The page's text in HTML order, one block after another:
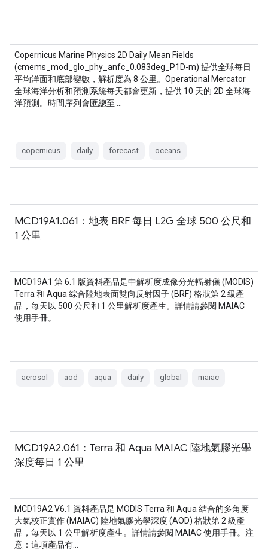
Copernicus Marine Physics 2D Daily Mean Fields
(cmems_mod_glo_phy_anfc_0.083deg_P1D-m) 提供全球每日
平均洋面和底部變數，解析度為 8 公里。Operational Mercator
全球海洋分析和預測系統每天都會更新，提供 10 天的 2D 全球海
洋預測。時間序列會匯總至 …
copernicus daily forecast oceans
MCD19A1.061：地表 BRF 每日 L2G 全球 500 公尺和
1 公里
MCD19A1 第 6.1 版資料產品是中解析度成像分光輻射儀 (MODIS)
Terra 和 Aqua 綜合陸地表面雙向反射因子 (BRF) 格狀第 2 級產
品，每天以 500 公尺和 1 公里解析度產生。詳情請參閱 MAIAC
使用手冊。
aerosol aod aqua daily global maiac
MCD19A2.061：Terra 和 Aqua MAIAC 陸地氣膠光學
深度每日 1 公里
MCD19A2 V6.1 資料產品是 MODIS Terra 和 Aqua 結合的多角度
大氣校正實作 (MAIAC) 陸地氣膠光學深度 (AOD) 格狀第 2 級產
品，每天以 1 公里解析度產生。詳情請參閱 MAIAC 使用手冊。注
意：這項產品有…